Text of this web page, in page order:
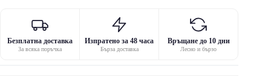
89,99 €.
55,99 €.
Безплатна доставка
За всяка поръчка
Изпратено за 48 часа
Бърза доставка
Връщане до 10 дни
Лесно и бързо